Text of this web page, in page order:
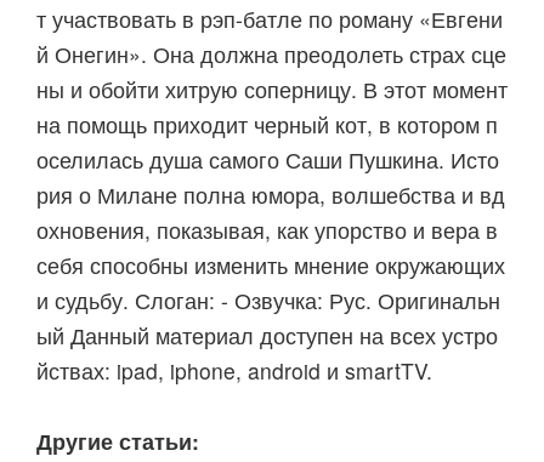
т участвовать в рэп-батле по роману «Евгени
й Онегин». Она должна преодолеть страх сце
ны и обойти хитрую соперницу. В этот момент
на помощь приходит черный кот, в котором п
оселилась душа самого Саши Пушкина. Исто
рия о Милане полна юмора, волшебства и вд
охновения, показывая, как упорство и вера в
себя способны изменить мнение окружающих
и судьбу. Слоган: - Озвучка: Рус. Оригинальн
ый Данный материал доступен на всех устро
йствах: ipad, iphone, android и smartTV.
Другие статьи: